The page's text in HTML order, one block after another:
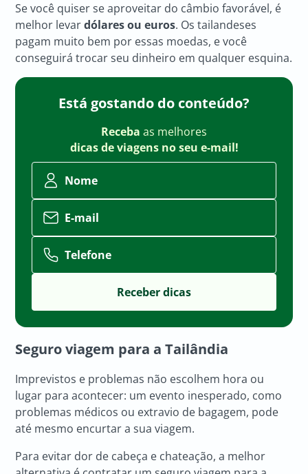
Se você quiser se aproveitar do câmbio favorável, é
melhor levardólares ou euros. Os tailandeses
pagam muito bem por essas moedas, e você
conseguirá trocar seu dinheiro em qualquer esquina.
Está gostando do conteúdo?
Receba as melhores
dicas de viagens no seu e-mail!
Nome
E-mail
Telefone
Seguro viagem para a Tailândia
Imprevistos e problemas não escolhem hora ou
lugar para acontecer: um evento inesperado, como
problemas médicos ou extravio de bagagem, pode
até mesmo encurtar a sua viagem.
Para evitar dor de cabeça e chateação, a melhor